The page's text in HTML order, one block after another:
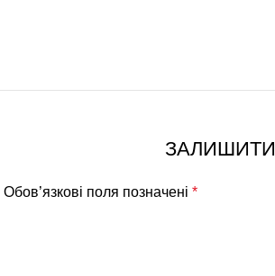
Обов’язкові поля позначені *